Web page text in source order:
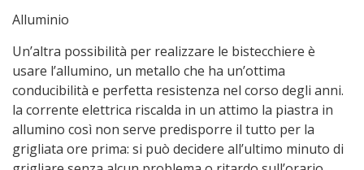
Alluminio
Un’altra possibilità per realizzare le bistecchiere è
usare l’allumino, un metallo che ha un’ottima
conducibilità e perfetta resistenza nel corso degli anni.
la corrente elettrica riscalda in un attimo la piastra in
allumino così non serve predisporre il tutto per la
grigliata ore prima: si può decidere all’ultimo minuto di